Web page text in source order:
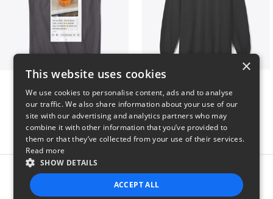
$24 $36
Report this product
×
This website uses cookies
We use cookies to personalise content, ads and to analyse
our traffic. We also share information about your use of our
site with our advertising and analytics partners who may
combine it with other information that you’ve provided to
them or that they’ve collected from your use of their services.
Read more
SHOW DETAILS
ACCEPT ALL